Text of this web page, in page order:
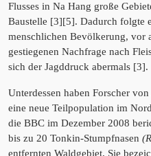
Flusses in Na Hang große
Baustelle [3][5]. Dadurch folgte
menschlichen Bevölkerung, vor
gestiegenen Nachfrage nach
sich der Jagddruck abermals [3].
Unterdessen haben Forscher von
eine neue Teilpopulation im
die BBC im Dezember 2008
bis zu 20 Tonkin-Stumpfnasen
entfernten Waldgebiet. Sie